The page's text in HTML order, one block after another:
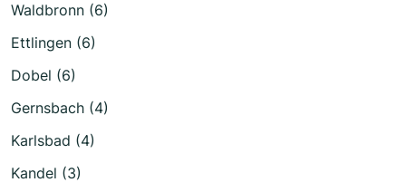
Waldbronn (6)
Ettlingen (6)
Dobel (6)
Gernsbach (4)
Karlsbad (4)
Kandel (3)